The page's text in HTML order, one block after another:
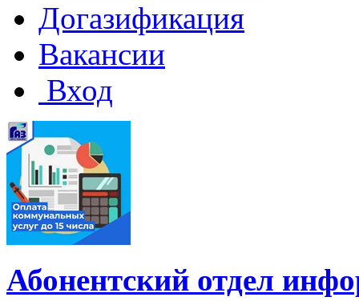
Догазификация
Вакансии
Вход
Абонентский отдел